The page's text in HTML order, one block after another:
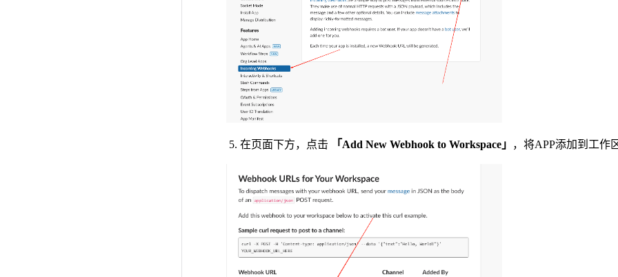
在页面下方，点击 「Add New Webhook to Workspace」 ，将APP添加到工作